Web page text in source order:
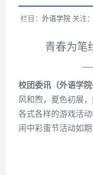
栏目： 外语学院 关注
青春为笔
校团委讯（外语学院
风和煦，夏色初展
各式各样的游戏活
闹中彩蛋节活动如期